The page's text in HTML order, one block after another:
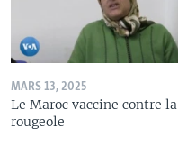
MARS 13, 2025
Le Maroc vaccine contre la
rougeole